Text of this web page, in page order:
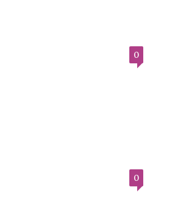
0
0